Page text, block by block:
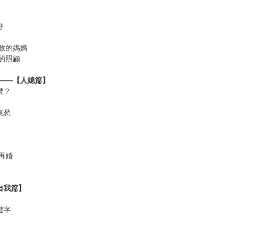
的媽媽
照顧
【人媳篇】
？
愁
婚
篇】
字